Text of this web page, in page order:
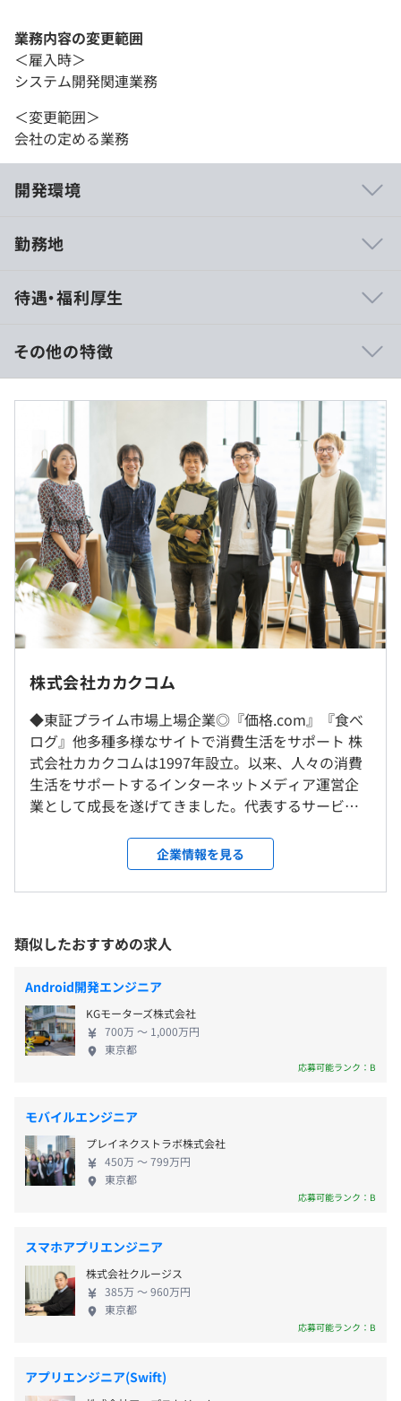
業務内容の変更範囲
＜雇入時＞
システム開発関連業務
＜変更範囲＞
会社の定める業務
開発環境
を持った開発体制
フィードバックを直接もらう機会が定期的にあります。
・企画、デザイナー、エンジニアが一体となったプロジェ
・クオーターに一回、全社規模での勉強会（エンジニア主
催の技術発表会）を実施
∟直近開催例：chatGPTのプラグイン対応の事例、生成
AIに関する技術発表など
・エンジニアの部単位では月に２回ほどの頻度で定期的に
開催
◆エンジニアキャリアの選択肢があります
・スペシャリストかマネジメントか志向性に合わせて相談
可能です
◆購買支援サイト『価格.com』
http://kakaku.com/
◆レストラン検索・予約サイト『食べログ』
https://tabelog.com/
◆旅行のクチコミと比較サイト『フォートラベル』
https://sumaity.com/
◆総合映画情報サイト『映画.com』
http://eiga.com/
◆写真共有サイト『PHOTOHITO』
◆ライフスタイルメディア『キナリノ』
https://kinarino.jp/
◆メンズファッションWebマガジン『TASCLAP』
◆求人情報の一括検索サイト『求人ボックス』
https://xn--pckua2a7gp15o89zb.com/
◆宿泊旅行の情報メディア『icotto』
◆アニメ＆アキバ系カルチャー情報『アキバ総研』
勤務地
就業場所の変更範囲
渋谷オフィス
＜変更範囲＞
会社の定める場所（テレワークを行う場所を含む）
受動喫煙防止措置に関する事項
敷地内禁煙（喫煙場所あり）
待遇・福利厚生
（※想定年収 は年収提示額を保証するものではありません）
フレックスタイム勤務（標準労働時間は1日8時間）
コアタイム：10：00～15：00
※業務の都合上、時間外労働が発生することがあります。
休憩時間：休憩60分
・完全週休2日制（所定休日：土・日・祝日）
・年末年始（12/29～1/3）
・夏季休暇（3日）
・特別夏季休暇（2日）
・固定残業手当(35H)
・通勤費支給（実費支給 ※上限55,000円）
賞与／年1回（6月 ※業績と個人成績により）
各種社会保険完備
（雇用保険・労災保険・健康保険・厚生年金保険）
その他の特徴
株式会社カカクコム
◆東証プライム市場上場企業◎『価格.com』『食べ
ログ』他多種多様なサイトで消費生活をサポート 株
式会社カカクコムは1997年設立。以来、人々の消費
生活をサポートするインターネットメディア運営企
業として成長を遂げてきました。代表するサービス
現在の月間ユーザー数約3,663万人、月間PV数は約2
億9,617万PVに達し、国内最大規模を誇ります。ま
た、レストラン検索予約サイトの『食べログ』は、
は約19億7,868万PVのサイトへと成長しています。高
い知名度と実績を誇っているからこそ、わたしたち
のサービスは世の中にインパクトを与えることがで
きると考えています。 ◆健全な経営基盤◎新しいビ
ジネスの創出にチャレンジできる 弊社が対象とする
サービスエリアは、生活全般におけるあらゆる意思
決定シーンにあり、ユーザーの役に立つサービスを
ビジネスにつながり、多くのユーザーの支持を得る
ことができるのが、カカクコムでの仕事の醍醐味の
一つと考えています。 チーム全員が、担当するサー
ビスに対していつでも議論ができ、一緒に働くこと
を楽しめるような環境を目指しています。チームとし
さまざまな変化を加えていっています。自分が積極的
に関わっていくことができる、フラットでありなが
ら、大きなチャレンジができる環境です。
企業情報を見る
類似したおすすめの求人
Android開発エンジニア
KGモーターズ株式会社
700万 〜 1,000万円
東京都
応募可能ランク：B
モバイルエンジニア
プレイネクストラボ株式会社
450万 〜 799万円
東京都
応募可能ランク：B
スマホアプリエンジニア
株式会社クルージス
385万 〜 960万円
東京都
応募可能ランク：B
アプリエンジニア(Swift)